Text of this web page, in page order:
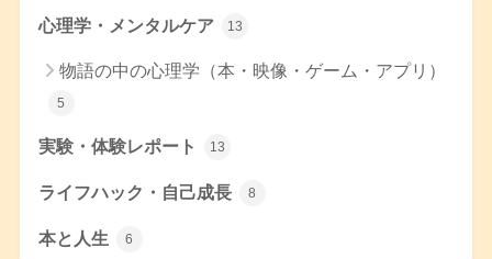
心理学・メンタルケア 13
物語の中の心理学（本・映像・ゲーム・アプリ）
5
実験・体験レポート 13
ライフハック・自己成長 8
本と人生 6